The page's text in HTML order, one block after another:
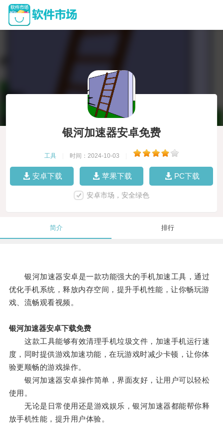
银河加速器安卓免费
工具 时间：2024-10-03
安卓下载 苹果下载 PC下载
安卓市场，安全绿色
简介 排行
银河加速器安卓是一款功能强大的手机加速工具，通过
优化手机系统，释放内存空间，提升手机性能，让你畅玩游
戏、流畅观看视频。
银河加速器安卓下载免费
这款工具能够有效清理手机垃圾文件，加速手机运行速
度，同时提供游戏加速功能，在玩游戏时减少卡顿，让你体
验更顺畅的游戏操作。
银河加速器安卓操作简单，界面友好，让用户可以轻松
使用。
无论是日常使用还是游戏娱乐，银河加速器都能帮你释
放手机性能，提升用户体验。